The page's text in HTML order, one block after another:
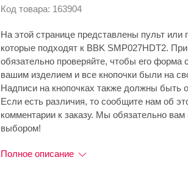
Код товара: 163904
На этой странице представлены пульт или
которые подходят к BBK SMP027HDT2.
обязательно проверяйте, чтобы его форма
вашим изделием и все кнопочки были на
Надписи на кнопочках также должны быть
Если есть различия, то сообщите нам об
комментарии к заказу. Мы обязательно
выбором!
Полное описание